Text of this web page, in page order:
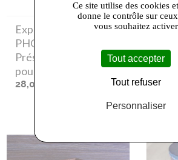
Exploration Ludique-
PHOENIX SHIELD -
Présentoir acrylique
pour 4 boosters
28,00 € 51,00
Ce site utilise des cookies
donne le contrôle sur
vous souhaitez activer
Tout accepter
Tout refuser
Personnaliser